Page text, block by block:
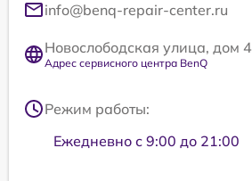
info@benq-repair-center.ru
Новослободская улица, дом 4
Адрес сервисного центра BenQ
Режим работы:
Ежедневно с 9:00 до 21:00